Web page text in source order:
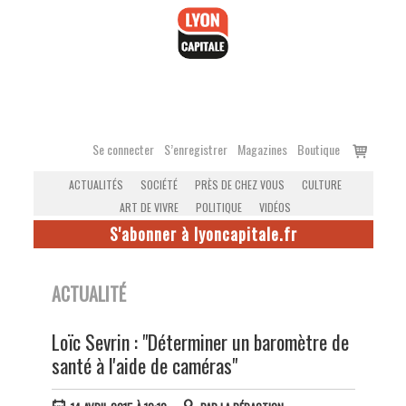
Se connecter S’enregistrer Magazines Boutique
Voir
ACTUALITÉS SOCIÉTÉ PRÈS DE CHEZ VOUS
CULTURE
ART DE VIVRE
POLITIQUE VIDÉOS
S'abonner à lyoncapitale.fr
ACTUALITÉ
Loïc Sevrin : "Déterminer un baromètre de
santé à l'aide de caméras"